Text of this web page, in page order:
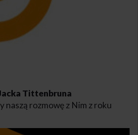
Tittenbruna
naszą rozmowę z Nim z roku